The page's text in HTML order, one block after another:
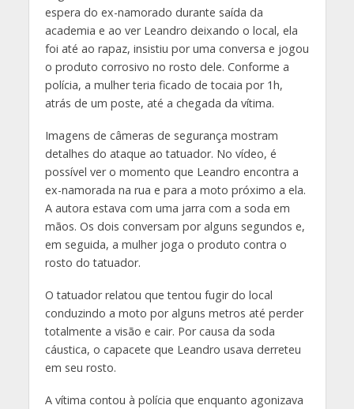
espera do ex-namorado durante saída da
academia e ao ver Leandro deixando o local, ela
foi até ao rapaz, insistiu por uma conversa e jogou
o produto corrosivo no rosto dele. Conforme a
polícia, a mulher teria ficado de tocaia por 1h,
atrás de um poste, até a chegada da vítima.
Imagens de câmeras de segurança mostram
detalhes do ataque ao tatuador. No vídeo, é
possível ver o momento que Leandro encontra a
ex-namorada na rua e para a moto próximo a ela.
A autora estava com uma jarra com a soda em
mãos. Os dois conversam por alguns segundos e,
em seguida, a mulher joga o produto contra o
rosto do tatuador.
O tatuador relatou que tentou fugir do local
conduzindo a moto por alguns metros até perder
totalmente a visão e cair. Por causa da soda
cáustica, o capacete que Leandro usava derreteu
em seu rosto.
A vítima contou à polícia que enquanto agonizava